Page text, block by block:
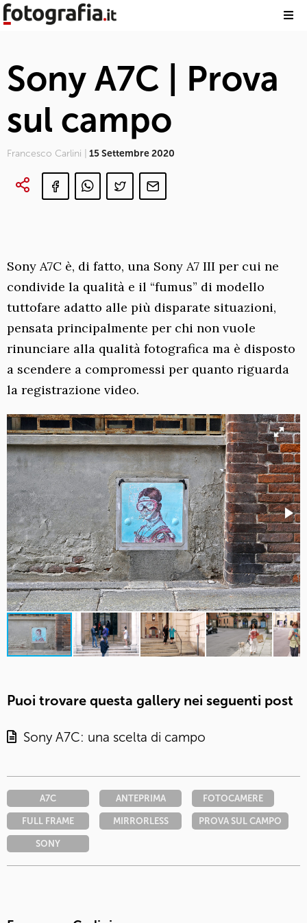
Sony A7C | Prova
sul campo
Francesco Carlini | 15 Settembre 2020
Sony A7C è, di fatto, una Sony A7 III per cui ne
condivide la qualità e il “fumus” di modello
tuttofare adatto alle più disparate situazioni,
pensata principalmente per chi non vuole
rinunciare alla qualità fotografica ma è disposto
a scendere a compromessi per quanto riguarda
la registrazione video.
Puoi trovare questa gallery nei seguenti post
Sony A7C: una scelta di campo
A7C ANTEPRIMA FOTOCAMERE
FULL FRAME MIRRORLESS PROVA SUL CAMPO
SONY